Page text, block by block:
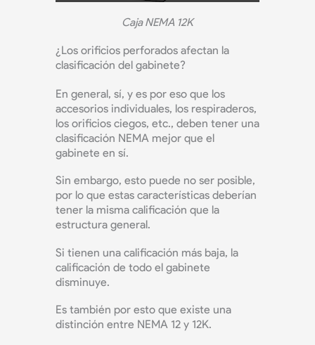
Caja NEMA 12K
¿Los orificios perforados afectan la
clasificación del gabinete?
En general, sí, y es por eso que los
accesorios individuales, los respiraderos,
los orificios ciegos, etc., deben tener una
clasificación NEMA mejor que el
gabinete en sí.
Sin embargo, esto puede no ser posible,
por lo que estas características deberían
tener la misma calificación que la
estructura general.
Si tienen una calificación más baja, la
calificación de todo el gabinete
disminuye.
Es también por esto que existe una
distinción entre NEMA 12 y 12K.